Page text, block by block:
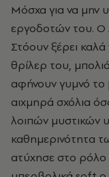
Μόσχα για να μην
εργοδοτών του. Ο
Στόουν ξέρει
θρίλερ του,
αφήνουν γυμνό το
αιχμηρά σχόλια
λοιπών μυστικών
καθημερινότητα
ατύχησε στο